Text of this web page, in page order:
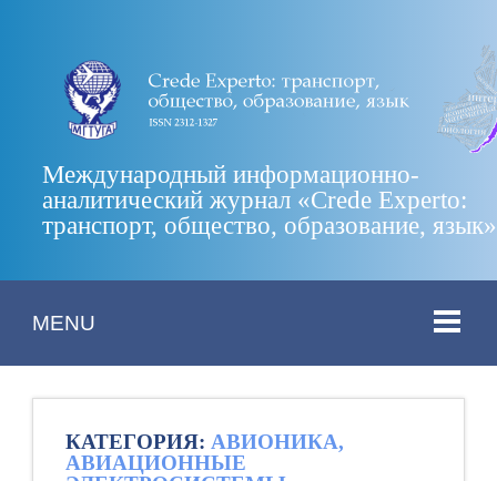
Международный информационно-
аналитический журнал «Crede Experto:
транспорт, общество, образование, язык»
MENU
КАТЕГОРИЯ: АВИОНИКА,
АВИАЦИОННЫЕ